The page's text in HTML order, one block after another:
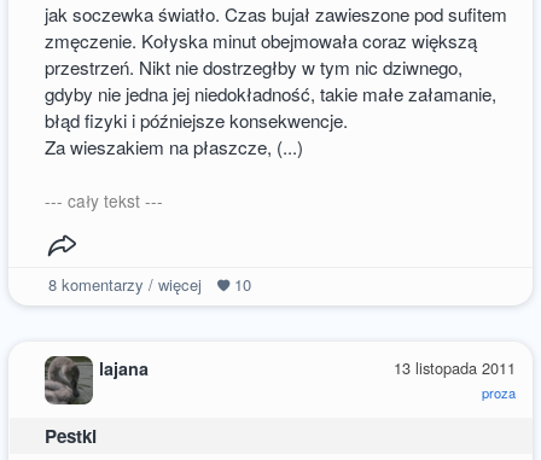
jak soczewka światło. Czas bujał zawieszone pod sufitem
zmęczenie. Kołyska minut obejmowała coraz większą
przestrzeń. Nikt nie dostrzegłby w tym nic dziwnego,
gdyby nie jedna jej niedokładność, takie małe załamanie,
błąd fizyki i późniejsze konsekwencje.
Za wieszakiem na płaszcze, (...)
--- cały tekst ---
8komentarzy / więcej 10
13 listopada 2011
proza
lajana
Pestki